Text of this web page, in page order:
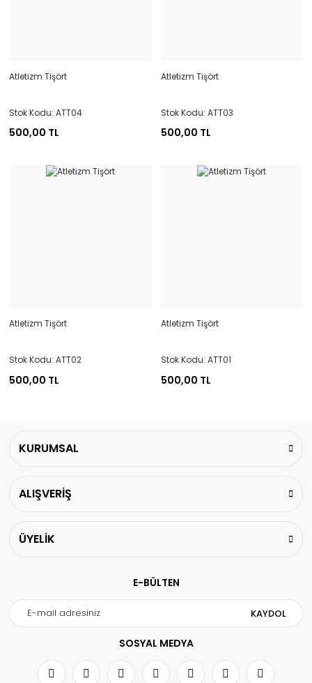
Atletizm Tişört
Stok Kodu: ATT04
500,00 TL
Atletizm Tişört
Stok Kodu: ATT03
500,00 TL
Atletizm Tişört
Stok Kodu: ATT02
500,00 TL
Atletizm Tişört
Stok Kodu: ATT01
500,00 TL
KURUMSAL
ALIŞVERİŞ
ÜYELİK
E-BÜLTEN
KAYDOL
SOSYAL MEDYA